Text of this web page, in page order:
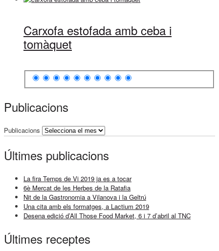
Carxofa estofada amb ceba i
tomàquet
Publicacions
Publicacions
Últimes publicacions
La fira Temps de Vi 2019 ja es a tocar
6è Mercat de les Herbes de la Ratafia
Nit de la Gastronomia a Vilanova i la Geltrú
Una cita amb els formatges, a Lactium 2019
Desena edició d’All Those Food Market, 6 i 7 d’abril al TNC
Últimes receptes